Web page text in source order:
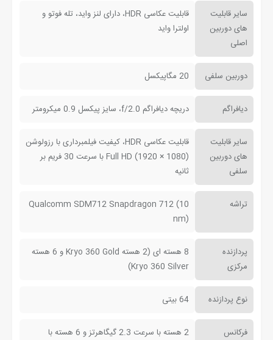
سایر قابلیت
های دوربین
اصلی
قابلیت عکاسی HDR، دارای لنز واید، تله فوتو و
اولترا واید
دوربین سلفی 20 مگاپیکسل
دیافراگم دریچه دیافراگم f/2.0، سایز پیکسل 0.9 میکرومتر
سایر قابلیت
های دوربین
سلفی
قابلیت عکاسی HDR، کیفیت فیلمبرداری با رزولوشن
(1080 × 1920) Full HD با سرعت 30 فریم بر
ثانیه
تراشه
Qualcomm SDM712 Snapdragon 712 (10
nm)
پردازنده
مرکزی
8 هسته ای (2 هسته Kryo 360 Gold و 6 هسته
Kryo 360 Silver)
نوع پردازنده 64 بیتی
فرکانس
2 هسته با سرعت 2.3 گیگاهرتز و 6 هسته با